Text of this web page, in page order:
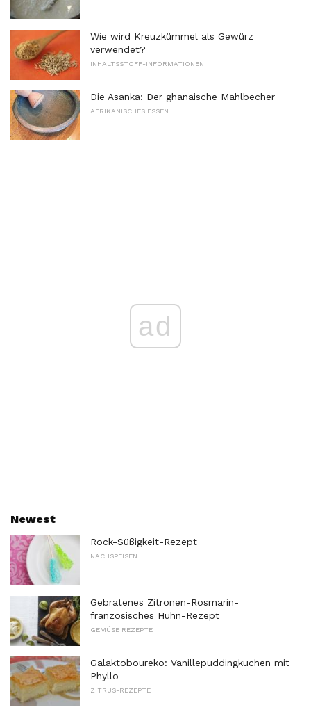
Wie wird Kreuzkümmel als Gewürz
verwendet?
INHALTSSTOFF-INFORMATIONEN
Die Asanka: Der ghanaische Mahlbecher
AFRIKANISCHES ESSEN
ad
Newest
Rock-Süßigkeit-Rezept
NACHSPEISEN
Gebratenes Zitronen-Rosmarin-
französisches Huhn-Rezept
GEMÜSE REZEPTE
Galaktoboureko: Vanillepuddingkuchen mit
Phyllo
ZITRUS-REZEPTE